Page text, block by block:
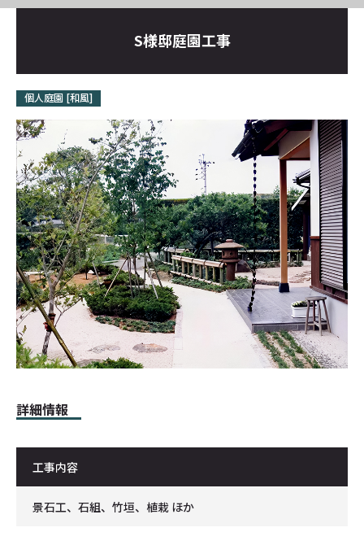
お問い合わせ
S様邸庭園工事
個人庭園 [和風]
詳細情報
工事内容
景石工、石組、竹垣、植栽 ほか